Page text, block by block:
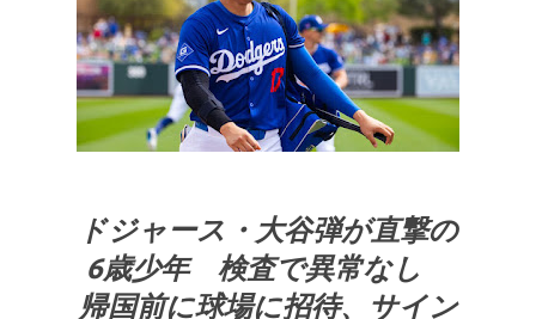
ドジャース・大谷弾が直撃の
6歳少年 検査で異常なし
帰国前に球場に招待、サイン